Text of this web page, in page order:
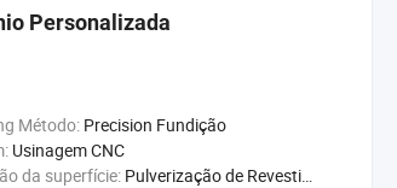
Personalizada
Método: Precision Fundição
Usinagem CNC
da superfície: Pulverização de Revestimento